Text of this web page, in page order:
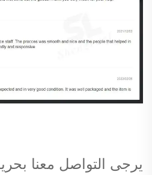
يرجى التواصل معنا